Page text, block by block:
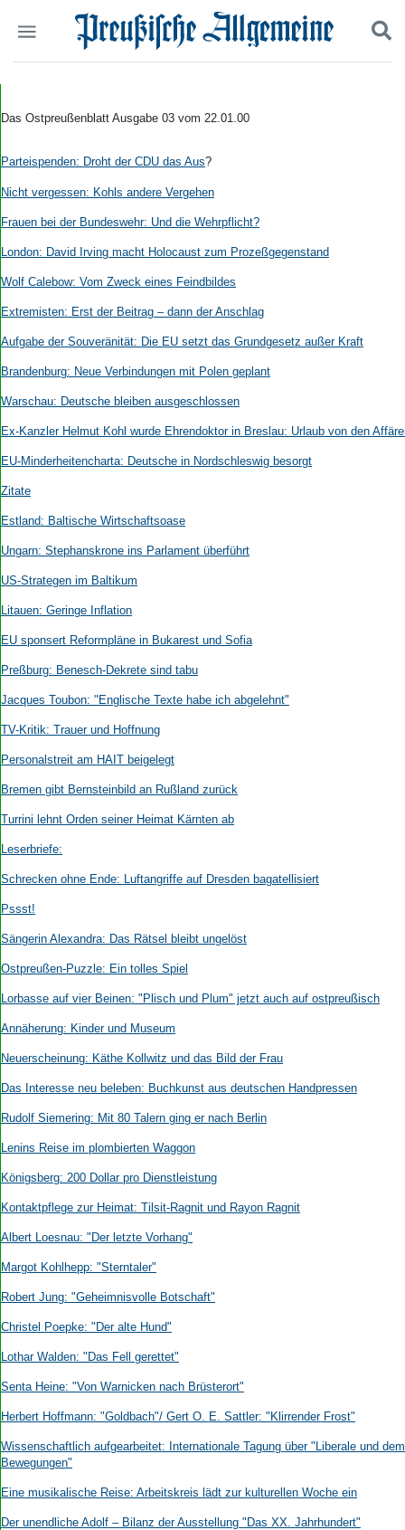
Start
Aktuelle Ausgabe
Abonnenten-Login
Abo Prämien
Kultur
Panorama
Leben
Geschichte
Ostpreußen
Pommern
Berlin-Brandenburg
Schlesien
Danzig und Westpreußen
Bücher
Kontakt
Impressum
Das Ostpreußenblatt Ausgabe 03 vom 22.01.00
Parteispenden: Droht der CDU das Aus?
Nicht vergessen: Kohls andere Vergehen
Frauen bei der Bundeswehr: Und die Wehrpflicht?
London: David Irving macht Holocaust zum Prozeßgegenstand
Wolf Calebow: Vom Zweck eines Feindbildes
Extremisten: Erst der Beitrag – dann der Anschlag
Aufgabe der Souveränität: Die EU setzt das Grundgesetz außer Kraft
Brandenburg: Neue Verbindungen mit Polen geplant
Warschau: Deutsche bleiben ausgeschlossen
Ex-Kanzler Helmut Kohl wurde Ehrendoktor in Breslau: Urlaub von den
EU-Minderheitencharta: Deutsche in Nordschleswig besorgt
Zitate
Estland: Baltische Wirtschaftsoase
Ungarn: Stephanskrone ins Parlament überführt
US-Strategen im Baltikum
Litauen: Geringe Inflation
EU sponsert Reformpläne in Bukarest und Sofia
Preßburg: Benesch-Dekrete sind tabu
Jacques Toubon: "Englische Texte habe ich abgelehnt"
TV-Kritik: Trauer und Hoffnung
Personalstreit am HAIT beigelegt
Bremen gibt Bernsteinbild an Rußland zurück
Turrini lehnt Orden seiner Heimat Kärnten ab
Leserbriefe:
Schrecken ohne Ende: Luftangriffe auf Dresden bagatellisiert
Pssst!
Sängerin Alexandra: Das Rätsel bleibt ungelöst
Ostpreußen-Puzzle: Ein tolles Spiel
Lorbasse auf vier Beinen: "Plisch und Plum" jetzt auch auf ostpreußisch
Annäherung: Kinder und Museum
Neuerscheinung: Käthe Kollwitz und das Bild der Frau
Das Interesse neu beleben: Buchkunst aus deutschen Handpressen
Rudolf Siemering: Mit 80 Talern ging er nach Berlin
Lenins Reise im plombierten Waggon
Königsberg: 200 Dollar pro Dienstleistung
Kontaktpflege zur Heimat: Tilsit-Ragnit und Rayon Ragnit
Albert Loesnau: "Der letzte Vorhang"
Margot Kohlhepp: "Sterntaler"
Robert Jung: "Geheimnisvolle Botschaft"
Christel Poepke: "Der alte Hund"
Lothar Walden: "Das Fell gerettet"
Senta Heine: "Von Warnicken nach Brüsterort"
Herbert Hoffmann: "Goldbach"/ Gert O. E. Sattler: "Klirrender Frost"
Wissenschaftlich aufgearbeitet: Internationale Tagung über "Liberale und
Bewegungen"
Eine musikalische Reise: Arbeitskreis lädt zur kulturellen Woche ein
Der unendliche Adolf – Bilanz der Ausstellung "Das XX. Jahrhundert"